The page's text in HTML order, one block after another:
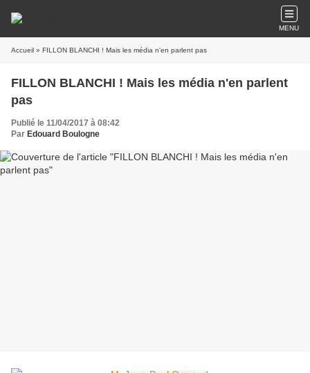
MENU
Accueil » FILLON BLANCHI ! Mais les média n'en parlent pas
FILLON BLANCHI ! Mais les média n'en parlent
pas
Publié le 11/04/2017 à 08:42
Par Edouard Boulogne